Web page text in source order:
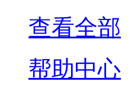
查看全部
帮助中心